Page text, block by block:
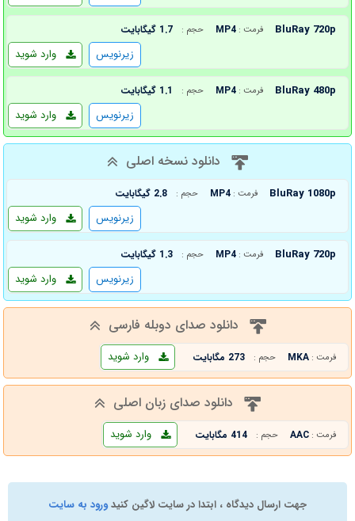
BluRay 720p فرمت : MP4 حجم : 1.7 گیگابایت
وارد شوید زیرنویس
BluRay 480p فرمت : MP4 حجم : 1.1 گیگابایت
وارد شوید زیرنویس
دانلود نسخه اصلی
BluRay 1080p فرمت : MP4 حجم : 2.8 گیگابایت
وارد شوید زیرنویس
BluRay 720p فرمت : MP4 حجم : 1.3 گیگابایت
وارد شوید زیرنویس
دانلود صدای دوبله فارسی
فرمت : MKA حجم : 273 مگابایت وارد شوید
دانلود صدای زبان اصلی
فرمت : AAC حجم : 414 مگابایت وارد شوید
جهت ارسال دیدگاه ، ابتدا در سایت لاگین کنیدورود به سایت